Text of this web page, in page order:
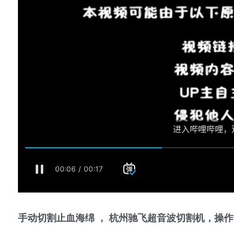
手动切割止血海绵 ， 杭州驰飞超音波切割机，操